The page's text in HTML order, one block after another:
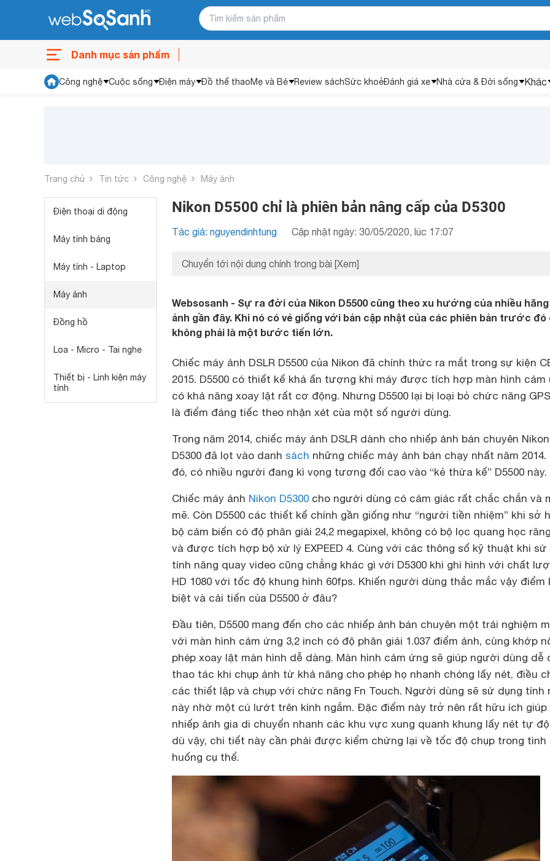
Danh mục sản phẩm
Công nghệ Cuộc sống Điện máy Đồ thể thaoMẹ và Bé Review sáchSức khoẻĐánh giá xe Nhà cửa & Đời sống Khác
Trang chủ Tin tức Công nghệ Máy ảnh
Điện thoại di động
Máy tính bảng
Máy tính - Laptop
Máy ảnh
Đồng hồ
Loa - Micro - Tai nghe
Thiết bị - Linh kiện máy
tính
Nikon D5500 chỉ là phiên bản nâng cấp của D5300
Tác giả: nguyendinhtung Cập nhật ngày: 30/05/2020, lúc 17:07
Chuyển tới nội dung chính trong bài [Xem]
Websosanh - Sự ra đời của Nikon D5500 cũng theo xu hướng của nhiều hãng
ảnh gần đây. Khi nó có vẻ giống với bản cập nhật của các phiên bản trước
không phải là một bước tiến lớn.
Chiếc máy ảnh DSLR D5500 của Nikon đã chính thức ra mắt trong sự kiện
2015. D5500 có thiết kế khá ấn tượng khi máy được tích hợp màn hình cảm
có khả năng xoay lật rất cơ động. Nhưng D5500 lại bị loại bỏ chức năng
là điểm đáng tiếc theo nhận xét của một số người dùng.
Trong năm 2014, chiếc máy ảnh DSLR dành cho nhiếp ảnh bán chuyên Nikon
D5300 đã lọt vào danh sách những chiếc máy ảnh bán chạy nhất năm 2014.
đó, có nhiều người đang kì vọng tương đối cao vào “kẻ thừa kế” D5500 này.
Chiếc máy ảnh Nikon D5300 cho người dùng có cảm giác rất chắc chắn và
mẽ. Còn D5500 các thiết kế chính gần giống như “người tiền nhiệm” khi sở
bộ cảm biến có độ phân giải 24,2 megapixel, không có bộ lọc quang học
và được tích hợp bộ xử lý EXPEED 4. Cùng với các thông số kỹ thuật khi sử
tính năng quay video cũng chẳng khác gì với D5300 khi ghi hình với chất
HD 1080 với tốc độ khung hình 60fps. Khiến người dùng thắc mắc vậy điểm
biệt và cải tiến của D5500 ở đâu?
Đầu tiên, D5500 mang đến cho các nhiếp ảnh bán chuyên một trải nghiệm
với màn hình cảm ứng 3,2 inch có độ phân giải 1.037 điểm ảnh, cùng khớp
phép xoay lật màn hình dễ dàng. Màn hình cảm ứng sẽ giúp người dùng dễ
thao tác khi chụp ảnh từ khả năng cho phép họ nhanh chóng lấy nét, điều
các thiết lập và chụp với chức năng Fn Touch. Người dùng sẽ sử dụng tính
này nhờ một cú lướt trên kính ngắm. Đặc điểm này trở nên rất hữu ích giúp
nhiếp ảnh gia di chuyển nhanh các khu vực xung quanh khung lấy nét tự
dù vậy, chi tiết này cần phải được kiểm chứng lại về tốc độ chụp trong tình
huống cụ thể.